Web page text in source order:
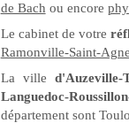
de Bach ou encore
Le cabinet de votre
Ramonville-Saint-Agne
La ville d'Auzeville-
Languedoc-
département sont